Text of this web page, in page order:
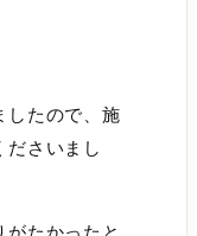
したので、施
ださいまし
たかったと